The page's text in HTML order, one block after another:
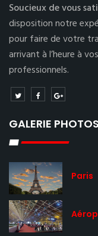
Soucieux de vous
disposition notre
pour faire de votre
arrivant à l’heure à
professionnels.
GALERIE PHOTOS
Paris